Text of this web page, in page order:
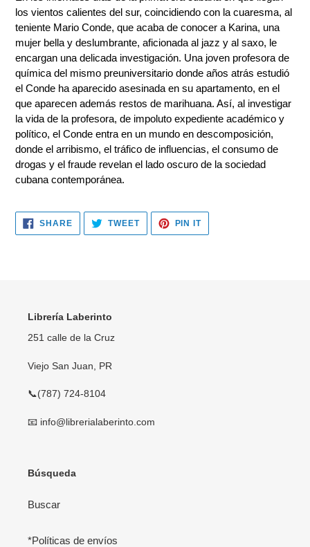
to
your
cart
los vientos calientes del sur, coincidiendo con la cuaresma, al
teniente Mario Conde, que acaba de conocer a Karina, una
mujer bella y deslumbrante, aficionada al jazz y al saxo, le
encargan una delicada investigación. Una joven profesora de
química del mismo preuniversitario donde años atrás estudió
el Conde ha aparecido asesinada en su apartamento, en el
que aparecen además restos de marihuana. Así, al investigar
la vida de la profesora, de impoluto expediente académico y
político, el Conde entra en un mundo en descomposición,
donde el arribismo, el tráfico de influencias, el consumo de
drogas y el fraude revelan el lado oscuro de la sociedad
cubana contemporánea.
SHARESHARE
ON
FACEBOOK
TWEETTWEET
TWITTER
PIN ITPIN
PINTEREST
Librería Laberinto
251 calle de la Cruz
Viejo San Juan, PR
📞(787) 724-8104
📧 info@librerialaberinto.com
Búsqueda
Buscar
*Políticas de envíos